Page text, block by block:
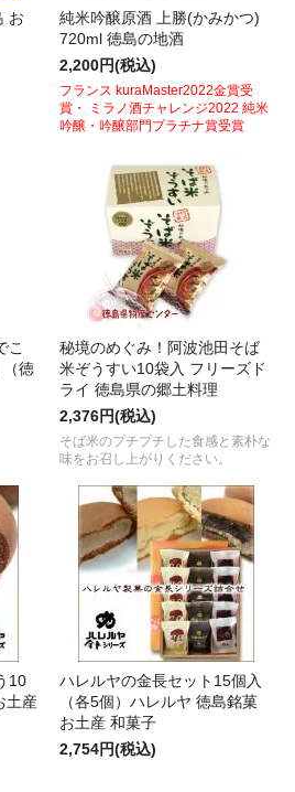
お
純米吟醸原酒 上勝(かみかつ)
720ml 徳島の地酒
2,200円(税込)
フランス kuraMaster2022金賞受
賞・ ミラノ酒チャレンジ2022 純米
吟醸・吟醸部門プラチナ賞受賞
こ
（徳
秘境のめぐみ！阿波池田そば
米ぞうすい10袋入 フリーズド
ライ 徳島県の郷土料理
2,376円(税込)
そば米のプチプチした食感と素朴な
味をお召し上がりください。
10
土産
ハレルヤの金長セット15個入
（各5個）ハレルヤ 徳島銘菓
お土産 和菓子
2,754円(税込)